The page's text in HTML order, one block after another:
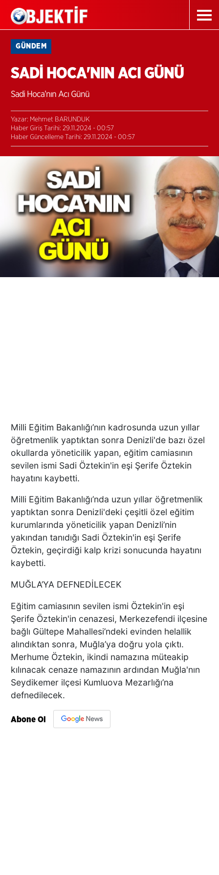
GÜNDEM
SADİ HOCA'NIN ACI GÜNÜ
Sadi Hoca’nın Acı Günü
Yazar: Mehmet BARUNDUK
Haber Giriş Tarihi: 29.11.2024 - 00:57
Haber Güncelleme Tarihi: 29.11.2024 - 00:57
Milli Eğitim Bakanlığı’nın kadrosunda uzun yıllar
öğretmenlik yaptıktan sonra Denizli'de bazı özel
okullarda yöneticilik yapan, eğitim camiasının
sevilen ismi Sadi Öztekin'in eşi Şerife Öztekin
hayatını kaybetti.
Milli Eğitim Bakanlığı’nda uzun yıllar öğretmenlik
yaptıktan sonra Denizli'deki çeşitli özel eğitim
kurumlarında yöneticilik yapan Denizli’nin
yakından tanıdığı Sadi Öztekin'in eşi Şerife
Öztekin, geçirdiği kalp krizi sonucunda hayatını
kaybetti.
MUĞLA’YA DEFNEDİLECEK
Eğitim camiasının sevilen ismi Öztekin'in eşi
Şerife Öztekin'in cenazesi, Merkezefendi ilçesine
bağlı Gültepe Mahallesi’ndeki evinden helallik
alındıktan sonra, Muğla’ya doğru yola çıktı.
Merhume Öztekin, ikindi namazına müteakip
kılınacak cenaze namazının ardından Muğla'nın
Seydikemer ilçesi Kumluova Mezarlığı’na
defnedilecek.
Abone Ol